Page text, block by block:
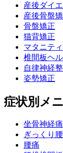
産後ダイ
産後骨盤
骨盤矯正
猫背矯正
マタニテ
椎間板ヘ
自律神経
姿勢矯正
症状別メ
坐骨神経痛
ぎっくり腰
腰痛